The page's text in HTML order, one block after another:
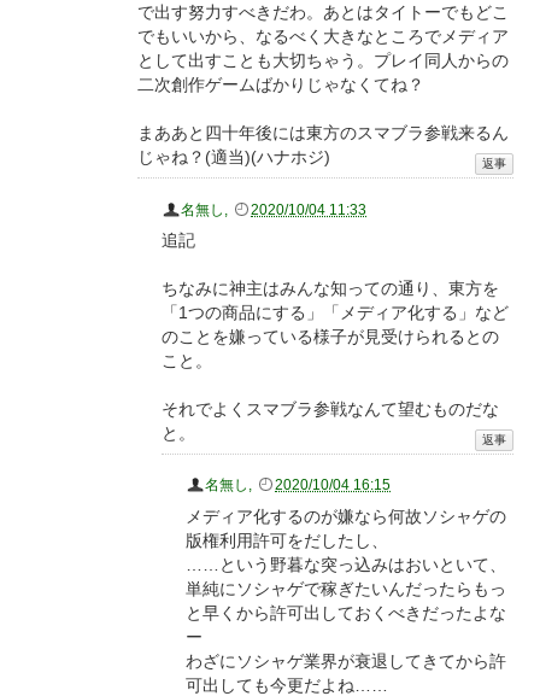
で出す努力すべきだわ。あとはタイトーでもどこ
でもいいから、なるべく大きなところでメディア
として出すことも大切ちゃう。プレイ同人からの
二次創作ゲームばかりじゃなくてね？
まああと四十年後には東方のスマブラ参戦来るん
じゃね？(適当)(ハナホジ)
名無し 2020/10/04 11:33
追記
ちなみに神主はみんな知っての通り、東方を
「1つの商品にする」「メディア化する」など
のことを嫌っている様子が見受けられるとの
こと。
それでよくスマブラ参戦なんて望むものだな
と。
名無し 2020/10/04 16:15
メディア化するのが嫌なら何故ソシャゲの
版権利用許可をだしたし、
……という野暮な突っ込みはおいといて、
単純にソシャゲで稼ぎたいんだったらもっ
と早くから許可出しておくべきだったよな
ー
わざにソシャゲ業界が衰退してきてから許
可出しても今更だよね……